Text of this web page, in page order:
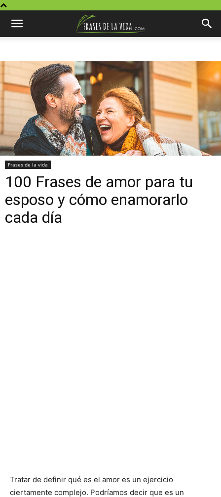
Frases de la vida
100 Frases de amor para tu
esposo y cómo enamorarlo
cada día
Tratar de definir qué es el amor es un ejercicio
ciertamente complejo. Podríamos decir que es un